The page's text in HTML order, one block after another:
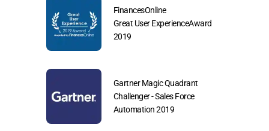
FinancesOnline
Great User ExperienceAward
2019
Gartner Magic Quadrant
Challenger - Sales Force
Automation 2019